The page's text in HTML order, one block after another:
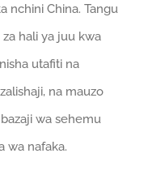
nchini China. Tangu
hali ya juu kwa
utafiti na
na mauzo
wa sehemu
wa nafaka.